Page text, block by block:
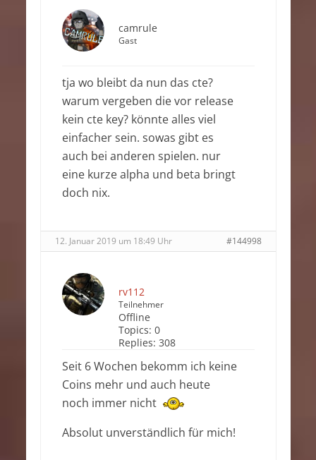
camrule
Gast
tja wo bleibt da nun das cte?
warum vergeben die vor release
kein cte key? könnte alles viel
einfacher sein. sowas gibt es
auch bei anderen spielen. nur
eine kurze alpha und beta bringt
doch nix.
12. Januar 2019 um 18:49 Uhr #144998
rv112
Teilnehmer
Offline
Topics: 0
Replies: 308
Seit 6 Wochen bekomm ich keine
Coins mehr und auch heute
noch immer nicht
Absolut unverständlich für mich!